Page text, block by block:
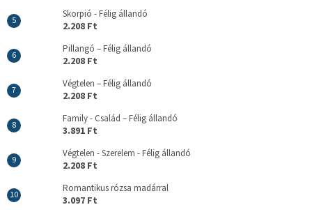
Skorpió - Félig állandó
2.208 Ft
Pillangó – Félig állandó
2.208 Ft
Végtelen – Félig állandó
2.208 Ft
Family - Család – Félig állandó
3.891 Ft
Végtelen - Szerelem - Félig állandó
2.208 Ft
Romantikus rózsa madárral
3.097 Ft